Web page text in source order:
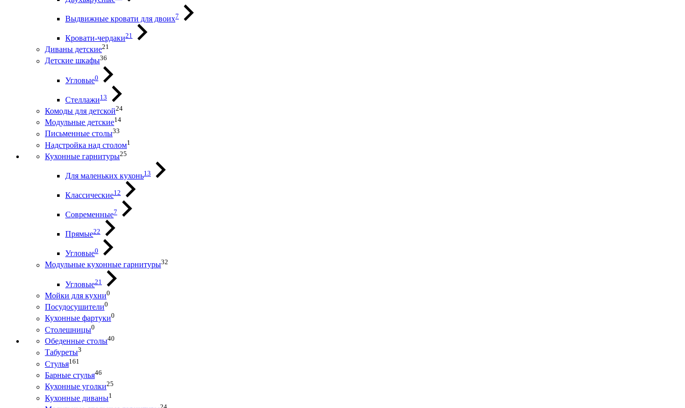
Выдвижные кровати для двоих7
Кровати-чердаки21
Диваны детские21
Детские шкафы36
Угловые0
Стеллажи13
Комоды для детской24
Модульные детские14
Письменные столы33
Надстройка над столом1
Кухонные гарнитуры25
Для маленьких кухонь13
Классические12
Современные7
Прямые22
Угловые0
Модульные кухонные гарнитуры32
Угловые21
Мойки для кухни0
Посудосушители0
Кухонные фартуки0
Столешницы0
Обеденные столы40
Табуреты3
Стулья161
Барные стулья46
Кухонные уголки25
Кухонные диваны1